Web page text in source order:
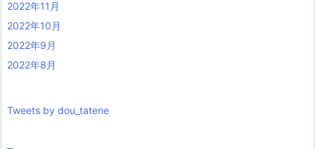
2022年11月
2022年10月
2022年9月
2022年8月
Tweets by dou_tatene